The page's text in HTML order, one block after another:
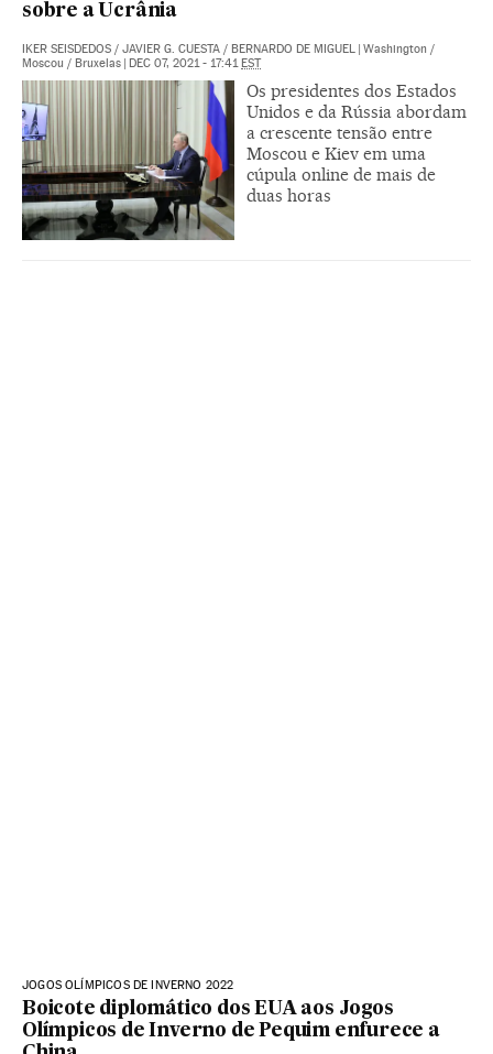
sobre a Ucrânia
IKER SEISDEDOS / JAVIER G. CUESTA / BERNARDO DE MIGUEL | Washington /
Moscou / Bruxelas | DEC 07, 2021 - 17:41 EST
Os presidentes dos Estados
Unidos e da Rússia abordam
a crescente tensão entre
Moscou e Kiev em uma
cúpula online de mais de
duas horas
JOGOS OLÍMPICOS DE INVERNO 2022
Boicote diplomático dos EUA aos Jogos
Olímpicos de Inverno de Pequim enfurece a